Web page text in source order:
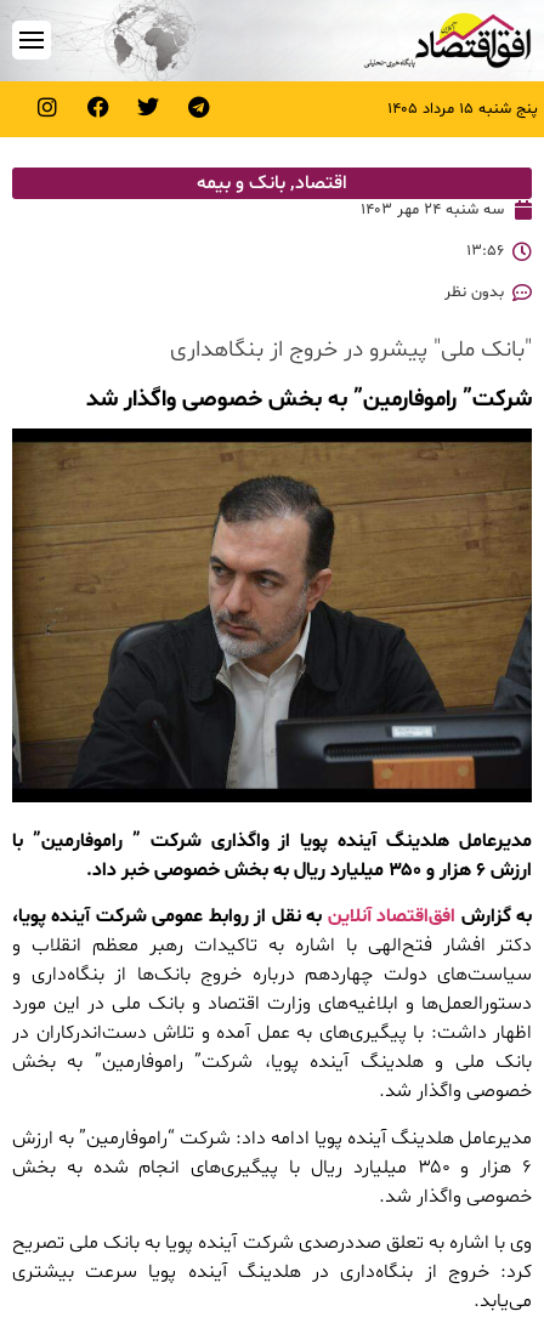
پنج شنبه ۱۵ مرداد ۱۴۰۵
اقتصاد,بانک و بیمه
سه شنبه ۲۴ مهر ۱۴۰۳
۱۳:۵۶
بدون نظر
"بانک ملی" پیشرو در خروج از بنگاهداری
شرکت” راموفارمین” به بخش خصوصی واگذار شد
مدیرعامل هلدینگ آینده پویا از واگذاری شرکت‌ ” راموفارمین” با
ارزش ۶ هزار و ۳۵۰ میلیارد ریال به بخش خصوصی خبر داد.
به گزارش افق‌اقتصاد آنلاین به نقل از روابط عمومی شرکت آینده پویا،
دکتر افشار فتح‌الهی با اشاره به تاکیدات رهبر معظم انقلاب و
سیاست‌های دولت چهاردهم درباره خروج بانک‌ها از بنگاه‌داری و
دستورالعمل‌ها و ابلاغیه‌های وزارت اقتصاد و بانک ملی در این مورد
اظهار داشت: با پیگیری‌های به عمل آمده و تلاش دست‌اندرکاران در
بانک ملی و هلدینگ آینده پویا، شرکت” راموفارمین” به بخش
خصوصی واگذار شد.
مدیرعامل هلدینگ آینده پویا ادامه داد: شرکت‌ “راموفارمین” به ارزش
۶ هزار و ۳۵۰ میلیارد ریال با پیگیری‌های انجام شده به بخش
خصوصی واگذار شد.
وی با اشاره به تعلق صددرصدی شرکت آینده پویا به بانک ملی تصریح
کرد: خروج از بنگاه‌داری در هلدینگ آینده پویا سرعت بیشتری
می‌یابد‌.